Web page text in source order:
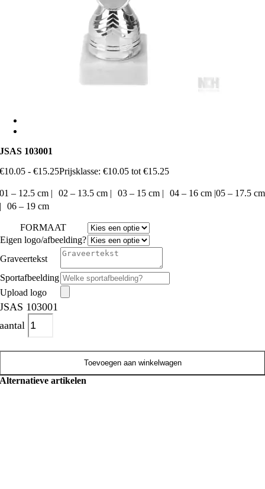
JSAS 103001
€10.05 - €15.25Prijsklasse: €10.05 tot €15.25
01 – 12.5 cm | 02 – 13.5 cm | 03 – 15 cm | 04 – 16 cm |05 – 17.5 cm
| 06 – 19 cm
FORMAAT
Eigen logo/afbeelding?
Graveertekst
Sportafbeelding
Upload logo
JSAS 103001
aantal
Toevoegen aan winkelwagen
Alternatieve artikelen